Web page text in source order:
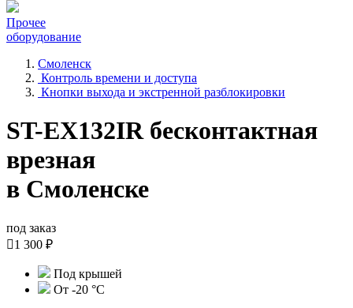
Прочее
оборудование
Смоленск
Контроль времени и доступа
Кнопки выхода и экстренной разблокировки
ST-EX132IR бесконтактная
врезная
в Смоленске
под заказ
1 300 ₽
Под крышей
От -20 °С